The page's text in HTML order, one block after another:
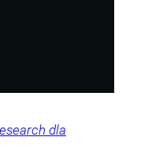
dla